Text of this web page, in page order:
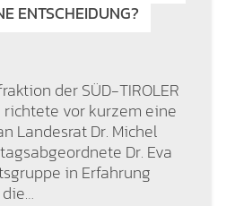
ENTSCHEIDUNG?
der SÜD-TIROLER
richtete vor kurzem eine
Landesrat Dr. Michel
Dr. Eva
in Erfahrung